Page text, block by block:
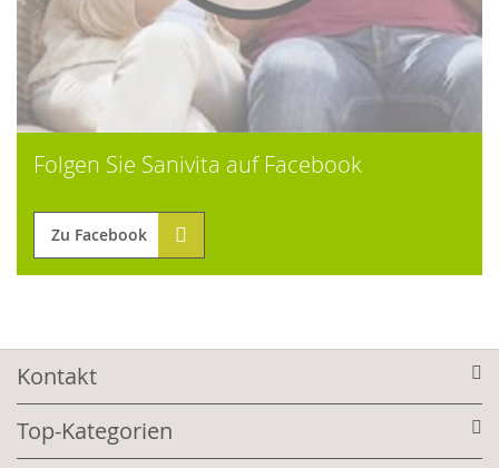
Folgen Sie Sanivita auf Facebook
Zu Facebook
Kontakt
Top-Kategorien